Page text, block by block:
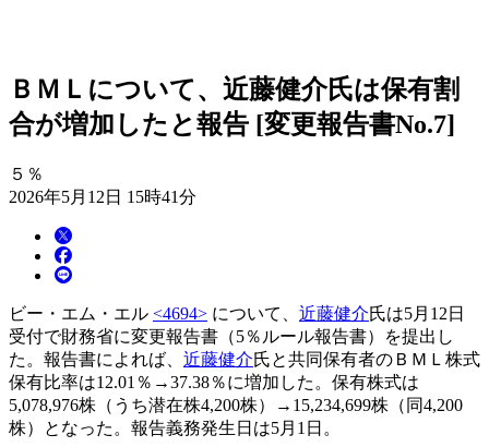
ＢＭＬについて、近藤健介氏は保有割
合が増加したと報告 [変更報告書No.7]
５％
2026年5月12日 15時41分
ビー・エム・エル <4694> について、 近藤健介氏は5月12日
受付で財務省に変更報告書（5％ルール報告書）を提出し
た。報告書によれば、 近藤健介氏と共同保有者のＢＭＬ株式
保有比率は12.01％→37.38％に増加した。保有株式は
5,078,976株（うち潜在株4,200株）→15,234,699株（同4,200
株）となった。報告義務発生日は5月1日。